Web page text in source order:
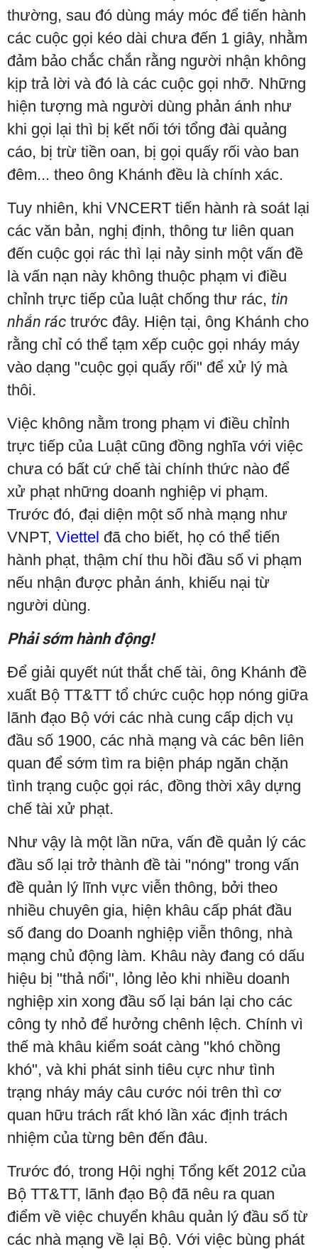
thường, sau đó dùng máy móc để tiến hành
các cuộc gọi kéo dài chưa đến 1 giây, nhằm
đảm bảo chắc chắn rằng người nhận không
kịp trả lời và đó là các cuộc gọi nhỡ. Những
hiện tượng mà người dùng phản ánh như
khi gọi lại thì bị kết nối tới tổng đài quảng
cáo, bị trừ tiền oan, bị gọi quấy rối vào ban
đêm... theo ông Khánh đều là chính xác.
Tuy nhiên, khi VNCERT tiến hành rà soát lại
các văn bản, nghị định, thông tư liên quan
đến cuộc gọi rác thì lại nảy sinh một vấn đề
là vấn nạn này không thuộc phạm vi điều
chỉnh trực tiếp của luật chống thư rác, tin
nhắn rác trước đây. Hiện tại, ông Khánh cho
rằng chỉ có thể tạm xếp cuộc gọi nháy máy
vào dạng "cuộc gọi quấy rối" để xử lý mà
thôi.
Việc không nằm trong phạm vi điều chỉnh
trực tiếp của Luật cũng đồng nghĩa với việc
chưa có bất cứ chế tài chính thức nào để
xử phạt những doanh nghiệp vi phạm.
Trước đó, đại diện một số nhà mạng như
VNPT, Viettel đã cho biết, họ có thể tiến
hành phạt, thậm chí thu hồi đầu số vi phạm
nếu nhận được phản ánh, khiếu nại từ
người dùng.
Phải sớm hành động!
Để giải quyết nút thắt chế tài, ông Khánh đề
xuất Bộ TT&TT tổ chức cuộc họp nóng giữa
lãnh đạo Bộ với các nhà cung cấp dịch vụ
đầu số 1900, các nhà mạng và các bên liên
quan để sớm tìm ra biện pháp ngăn chặn
tình trạng cuộc gọi rác, đồng thời xây dựng
chế tài xử phạt.
Như vậy là một lần nữa, vấn đề quản lý các
đầu số lại trở thành đề tài "nóng" trong vấn
đề quản lý lĩnh vực viễn thông, bởi theo
nhiều chuyên gia, hiện khâu cấp phát đầu
số đang do Doanh nghiệp viễn thông, nhà
mạng chủ động làm. Khâu này đang có dấu
hiệu bị "thả nổi", lỏng lẻo khi nhiều doanh
nghiệp xin xong đầu số lại bán lại cho các
công ty nhỏ để hưởng chênh lệch. Chính vì
thế mà khâu kiểm soát càng "khó chồng
khó", và khi phát sinh tiêu cực như tình
trạng nháy máy câu cước nói trên thì cơ
quan hữu trách rất khó lần xác định trách
nhiệm của từng bên đến đâu.
Trước đó, trong Hội nghị Tổng kết 2012 của
Bộ TT&TT, lãnh đạo Bộ đã nêu ra quan
điểm về việc chuyển khâu quản lý đầu số từ
các nhà mạng về lại Bộ. Với việc bùng phát